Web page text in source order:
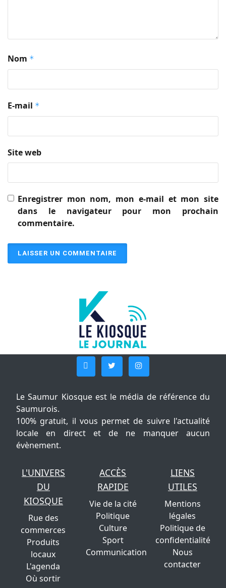
Nom *
E-mail *
Site web
Enregistrer mon nom, mon e-mail et mon site
dans le navigateur pour mon prochain
commentaire.
Le Saumur Kiosque est le média de référence du
Saumurois.
100% gratuit, il vous permet de suivre l'actualité
locale en direct et de ne manquer aucun
évènement.
L'UNIVERS
DU
KIOSQUE
Rue des
commerces
Produits
locaux
L'agenda
Où sortir
ACCÈS
RAPIDE
Vie de la cité
Politique
Culture
Sport
Communication
LIENS
UTILES
Mentions
légales
Politique de
confidentialité
Nous
contacter